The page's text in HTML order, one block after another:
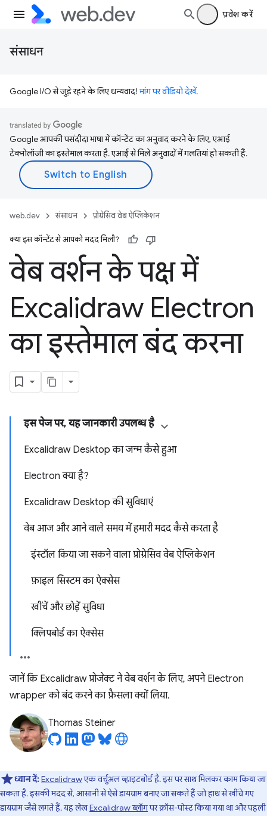
प्रवेश करें
संसाधन
Google I/O से जुड़े रहने के लिए धन्यवाद!मांग पर वीडियो देखें.
Google आपकी पसंदीदा भाषा में कॉन्टेंट का अनुवाद करने के लिए, एआई
टेक्नोलॉजी का इस्तेमाल करता है. एआई से मिले अनुवादों में गलतियां हो सकती हैं.
web.dev संसाधन प्रोग्रेसिव वेब ऐप्लिकेशन
क्या इस कॉन्टेंट से आपको मदद मिली?
वेब वर्शन के पक्ष में
Excalidraw Electron
का इस्तेमाल बंद करना
इस पेज पर, यह जानकारी उपलब्ध है
Excalidraw Desktop का जन्म कैसे हुआ
Electron क्या है?
Excalidraw Desktop की सुविधाएं
वेब आज और आने वाले समय में हमारी मदद कैसे करता है
इंस्टॉल किया जा सकने वाला प्रोग्रेसिव वेब ऐप्लिकेशन
फ़ाइल सिस्टम का ऐक्सेस
खींचें और छोड़ें सुविधा
क्लिपबोर्ड का ऐक्सेस
जानें कि Excalidraw प्रोजेक्ट ने वेब वर्शन के लिए, अपने Electron
wrapper को बंद करने का फ़ैसला क्यों लिया.
Thomas Steiner
ध्यान दें:Excalidrawएक वर्चुअल व्हाइटबोर्ड है. इस पर साथ मिलकर काम किया जा
सकता है. इसकी मदद से, आसानी से ऐसे डायग्राम बनाए जा सकते हैं जो हाथ से खींचे गए
डायग्राम जैसे लगते हैं. यह लेखExcalidraw ब्लॉगपर क्रॉस-पोस्ट किया गया था और पहली